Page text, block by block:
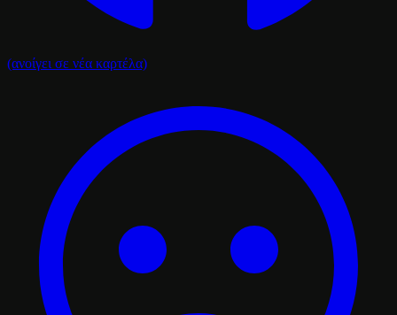
(ανοίγει σε νέα καρτέλα)